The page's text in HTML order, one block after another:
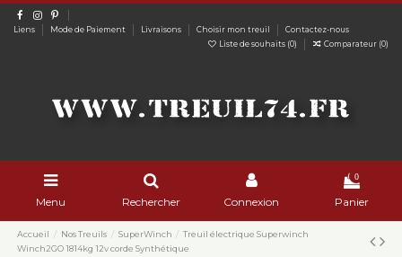
Liens Mode de Paiement Livraisons Choisir mon treuil
Contactez-nous
Liste de souhaits (0) Comparateur (0)
Menu Rechercher Connexion
0
Panier
Accueil Nos Treuils SuperWinch
Treuil électrique Superwinch
Winch2GO 1814kg 12v corde Synthétique